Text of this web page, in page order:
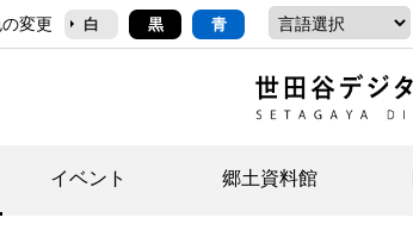
変更 白 黒 青
イベント 郷土資料館